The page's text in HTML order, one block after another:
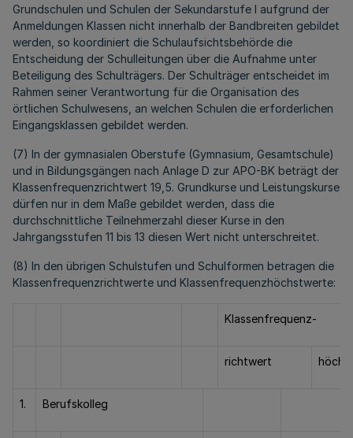
Grundschulen und Schulen der Sekundarstufe I aufgrund der
Anmeldungen Klassen nicht innerhalb der Bandbreiten gebildet
werden, so koordiniert die Schulaufsichtsbehörde die
Entscheidung der Schulleitungen über die Aufnahme unter
Beteiligung des Schulträgers. Der Schulträger entscheidet im
Rahmen seiner Verantwortung für die Organisation des
örtlichen Schulwesens, an welchen Schulen die erforderlichen
Eingangsklassen gebildet werden.
(7) In der gymnasialen Oberstufe (Gymnasium, Gesamtschule)
und in Bildungsgängen nach Anlage D zur APO-BK beträgt der
Klassenfrequenzrichtwert 19,5. Grundkurse und Leistungskurse
dürfen nur in dem Maße gebildet werden, dass die
durchschnittliche Teilnehmerzahl dieser Kurse in den
Jahrgangsstufen 11 bis 13 diesen Wert nicht unterschreitet.
(8) In den übrigen Schulstufen und Schulformen betragen die
Klassenfrequenzrichtwerte und Klassenfrequenzhöchstwerte:
Klassenfrequenz-
richtwert
1. Berufskolleg